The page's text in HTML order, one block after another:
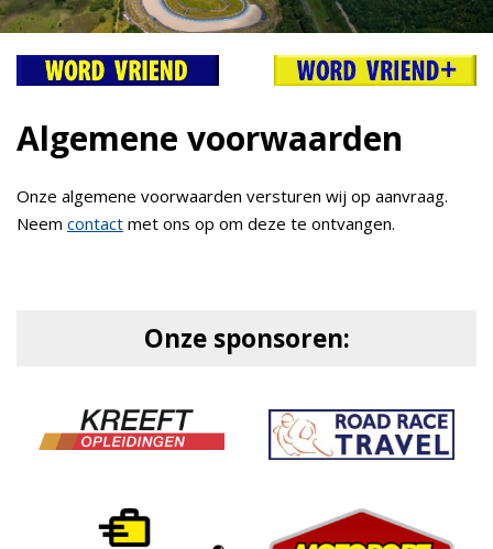
Algemene voorwaarden
Onze algemene voorwaarden versturen wij op aanvraag.
Neem contact met ons op om deze te ontvangen.
Onze sponsoren: